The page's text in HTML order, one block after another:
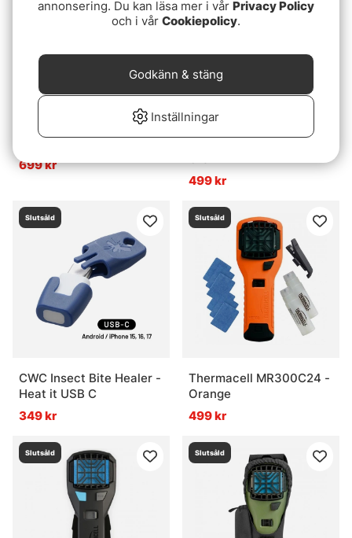
699 kr
499 kr
Slutsåld
CWC Insect Bite Healer -
Heat it USB C
349 kr
Slutsåld
Thermacell MR300C24 -
Orange
499 kr
Slutsåld Slutsåld
annonsering. Du kan läsa mer i vår Privacy Policy
och i vår Cookiepolicy.
Inställningar
Godkänn & stäng